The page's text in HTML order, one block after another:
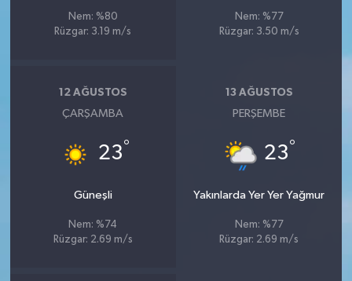
Nem: %80
Rüzgar: 3.19 m/s
Nem: %77
Rüzgar: 3.50 m/s
12 AĞUSTOS
ÇARŞAMBA
23°
Güneşli
Nem: %74
Rüzgar: 2.69 m/s
13 AĞUSTOS
PERŞEMBE
23°
Yakınlarda Yer Yer Yağmur
Nem: %77
Rüzgar: 2.69 m/s